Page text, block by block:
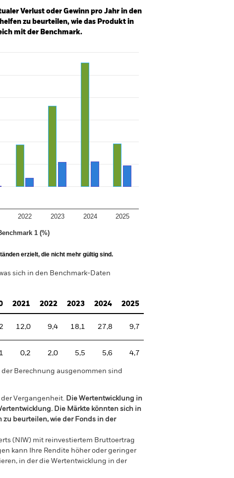
Verlust oder Gewinn pro Jahr in den
zu beurteilen, wie das Produkt in
mit der Benchmark.
1 (%)
2022 2023 2024 2025
erzielt, die nicht mehr gültig sind.
sich in den Benchmark-Daten
2021 2022 2023 2024 2025
12,0 9,4 18,1 27,8 9,7
0,2 2,0 5,5 5,6 4,7
Berechnung ausgenommen sind
Vergangenheit. Die Wertentwicklung in
Die Märkte könnten sich in
beurteilen, wie der Fonds in der
(NIW) mit reinvestiertem Bruttoertrag
kann Ihre Rendite höher oder geringer
in der die Wertentwicklung in der